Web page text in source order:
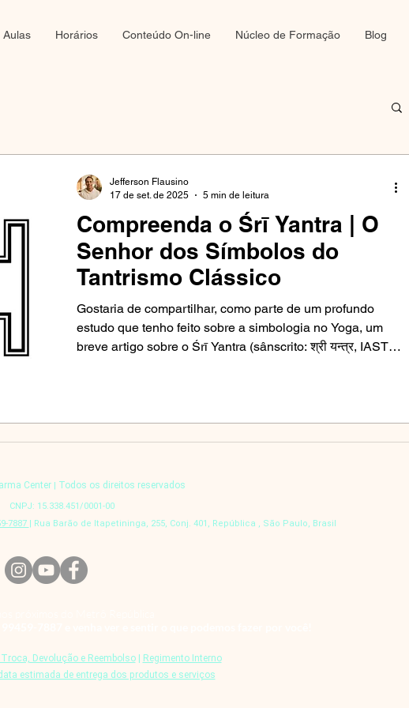
Aulas Horários Conteúdo On-line Núcleo de Formação Blog
Compreenda o Śrī Yantra | O
Senhor dos Símbolos do
Tantrismo Clássico
Gostaria de compartilhar, como parte de um profundo
estudo que tenho feito sobre a simbologia no Yoga, um
breve artigo sobre o Śrī Yantra (sânscrito: श्री यन्त्र, IAST:
referências a Lokapāla, Vāstu Vidyā, e literatura correlata.
Em publicações futuras estarei desvendando de uma
Jefferson Flausino
17 de set. de 2025
5 min de leitura
Center | Todos os direitos reservados
CNPJ: 15.338.451/0001-00
7887 | Rua Barão de Itapetininga, 255, Conj. 401, República , São Paulo, Brasil
Devolução e Reembolso| Regimento Interno
estimada de entrega dos produtos e serviços